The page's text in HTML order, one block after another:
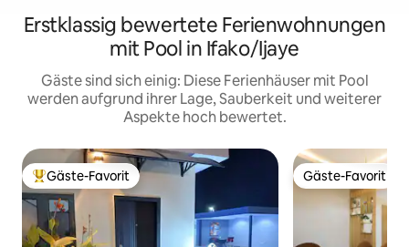
Erstklassig bewertete Ferienwohnungen
mit Pool in Ifako/Ijaye
Gäste sind sich einig: Diese Ferienhäuser mit Pool
werden aufgrund ihrer Lage, Sauberkeit und weiterer
Aspekte hoch bewertet.
Beliebter Gäste-Favorit.
Gäste-Favorit Gäste-Favorit
Gäste-Favorit